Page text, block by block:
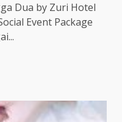
Dua by Zuri Hotel
Event Package